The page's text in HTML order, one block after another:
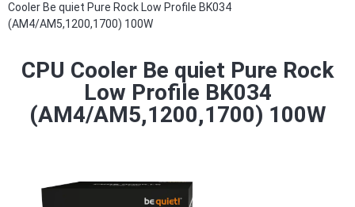
Cooler Be quiet Pure Rock Low Profile BK034
(AM4/AM5,1200,1700) 100W
CPU Cooler Be quiet Pure Rock
Low Profile BK034
(AM4/AM5,1200,1700) 100W